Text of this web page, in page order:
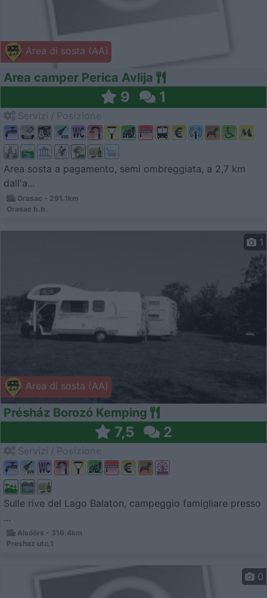
Area di sosta (AA)
Area camper Perica Avlija
9 1
Area sosta a pagamento, semi ombreggiata, a 2,7 km
dall'a...
Orasac - 291.1km
Orasac b.b.
Area di sosta (AA)
1
Présház Borozó Kemping
7,5 2
Sulle rive del Lago Balaton, campeggio famigliare presso
...
Alsóörs - 316.4km
Preshaz utc.1
0